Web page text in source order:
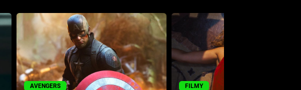
AVENGERS FILMY